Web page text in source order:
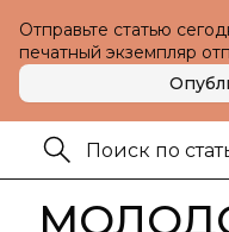
Отправьте статью
печатный экземпляр